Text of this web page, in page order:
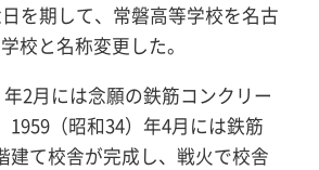
を期して、常磐高等学校を名古
校と名称変更した。
2月には念願の鉄筋コンクリー
1959（昭和34）年4月には鉄筋
建て校舎が完成し、戦火で校舎